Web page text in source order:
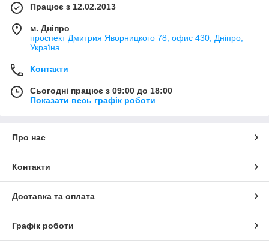
Працює з 12.02.2013
м. Дніпро
проспект Дмитрия Яворницкого 78, офис 430, Дніпро,
Україна
Контакти
Сьогодні працює з 09:00 до 18:00
Показати весь графік роботи
Про нас
Контакти
Доставка та оплата
Графік роботи